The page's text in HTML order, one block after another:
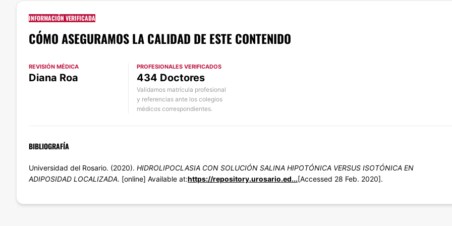
INFORMACIÓN VERIFICADA
CÓMO ASEGURAMOS LA CALIDAD DE ESTE CONTENIDO
REVISIÓN MÉDICA
Diana Roa
PROFESIONALES VERIFICADOS
434 Doctores
Validamos matrícula profesional
y referencias ante los colegios
médicos correspondientes.
BIBLIOGRAFÍA
Universidad del Rosario. (2020). HIDROLIPOCLASIA CON SOLUCIÓN SALINA HIPOTÓNICA VERSUS ISOTÓNICA EN
ADIPOSIDAD LOCALIZADA. [online] Available at:https://repository.urosario.ed...[Accessed 28 Feb. 2020].